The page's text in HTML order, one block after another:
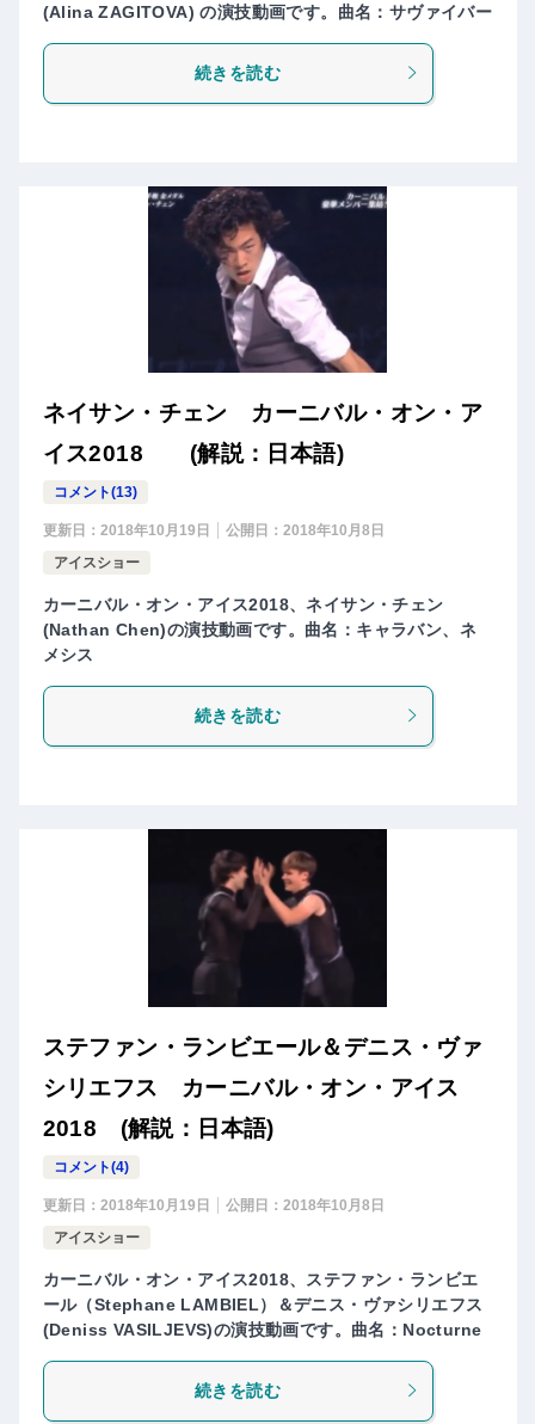
(Alina ZAGITOVA) の演技動画です。曲名：サヴァイバー
続きを読む
ネイサン・チェン カーニバル・オン・ア
イス2018 (解説：日本語)
コメント(13)
更新日： 2018年10月19日 公開日： 2018年10月8日
アイスショー
カーニバル・オン・アイス2018、ネイサン・チェン
(Nathan Chen)の演技動画です。曲名：キャラバン、ネ
メシス
続きを読む
ステファン・ランビエール＆デニス・ヴァ
シリエフス カーニバル・オン・アイス
2018 (解説：日本語)
コメント(4)
更新日： 2018年10月19日 公開日： 2018年10月8日
アイスショー
カーニバル・オン・アイス2018、ステファン・ランビエ
ール（Stephane LAMBIEL）＆デニス・ヴァシリエフス
(Deniss VASILJEVS)の演技動画です。曲名：Nocturne
続きを読む